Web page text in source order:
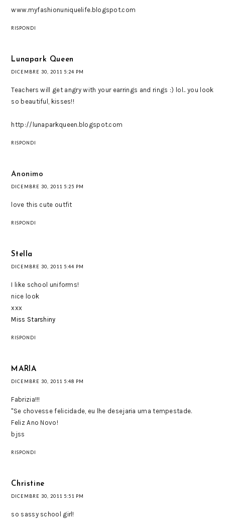
www.myfashionuniquelife.blogspot.com
RISPONDI
Lunapark Queen
DICEMBRE 30, 2011 5:24 PM
Teachers will get angry with your earrings and rings :) lol.. you look
so beautiful, kisses!!
http://lunaparkqueen.blogspot.com
RISPONDI
Anonimo
DICEMBRE 30, 2011 5:25 PM
love this cute outfit
RISPONDI
Stella
DICEMBRE 30, 2011 5:44 PM
I like school uniforms!
nice look
xxx
Miss Starshiny
RISPONDI
MARIA
DICEMBRE 30, 2011 5:48 PM
Fabrizia!!!
"Se chovesse felicidade, eu lhe desejaria uma tempestade.
Feliz Ano Novo!
bjss
RISPONDI
Christine
DICEMBRE 30, 2011 5:51 PM
so sassy school girl!